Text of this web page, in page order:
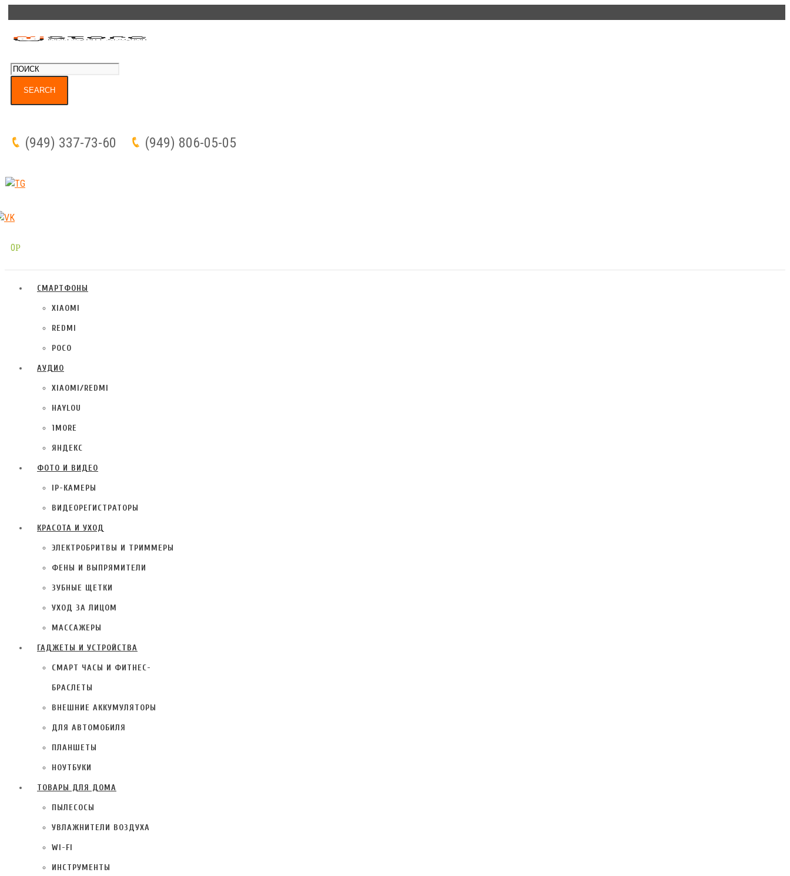
(949) 337-73-60 (949) 806-05-05
0Р
СМАРТФОНЫ
XIAOMI
REDMI
POCO
АУДИО
XIAOMI/REDMI
HAYLOU
1MORE
ЯНДЕКС
ФОТО И ВИДЕО
IP-КАМЕРЫ
ВИДЕОРЕГИСТРАТОРЫ
КРАСОТА И УХОД
ЭЛЕКТРОБРИТВЫ И ТРИММЕРЫ
ФЕНЫ И ВЫПРЯМИТЕЛИ
ЗУБНЫЕ ЩЕТКИ
УХОД ЗА ЛИЦОМ
МАССАЖЕРЫ
ГАДЖЕТЫ И УСТРОЙСТВА
СМАРТ ЧАСЫ И ФИТНЕС-
БРАСЛЕТЫ
ВНЕШНИЕ АККУМУЛЯТОРЫ
ДЛЯ АВТОМОБИЛЯ
ПЛАНШЕТЫ
НОУТБУКИ
ТОВАРЫ ДЛЯ ДОМА
ПЫЛЕСОСЫ
УВЛАЖНИТЕЛИ ВОЗДУХА
WI-FI
ИНСТРУМЕНТЫ